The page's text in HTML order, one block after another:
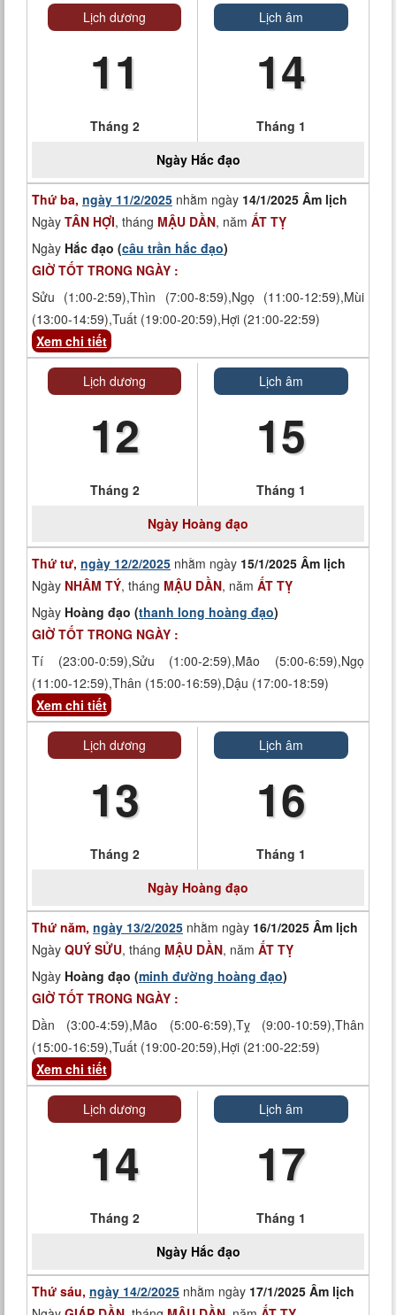
Lịch dương
11
Tháng 2
Lịch âm
14
Tháng 1
Ngày Hắc đạo
Thứ ba, ngày 11/2/2025 nhằm ngày 14/1/2025 Âm lịch
Ngày TÂN HỢI, tháng MẬU DẦN, năm ẤT TỴ
Ngày Hắc đạo (câu trần hắc đạo)
GIỜ TỐT TRONG NGÀY :
Sửu (1:00-2:59),Thìn (7:00-8:59),Ngọ (11:00-12:59),Mùi
(13:00-14:59),Tuất (19:00-20:59),Hợi (21:00-22:59)
Xem chi tiết
Lịch dương
12
Tháng 2
Lịch âm
15
Tháng 1
Ngày Hoàng đạo
Thứ tư, ngày 12/2/2025 nhằm ngày 15/1/2025 Âm lịch
Ngày NHÂM TÝ, tháng MẬU DẦN, năm ẤT TỴ
Ngày Hoàng đạo (thanh long hoàng đạo)
GIỜ TỐT TRONG NGÀY :
Tí (23:00-0:59),Sửu (1:00-2:59),Mão (5:00-6:59),Ngọ
(11:00-12:59),Thân (15:00-16:59),Dậu (17:00-18:59)
Xem chi tiết
Lịch dương
13
Tháng 2
Lịch âm
16
Tháng 1
Ngày Hoàng đạo
Thứ năm, ngày 13/2/2025 nhằm ngày 16/1/2025 Âm lịch
Ngày QUÝ SỬU, tháng MẬU DẦN, năm ẤT TỴ
Ngày Hoàng đạo (minh đường hoàng đạo)
GIỜ TỐT TRONG NGÀY :
Dần (3:00-4:59),Mão (5:00-6:59),Tỵ (9:00-10:59),Thân
(15:00-16:59),Tuất (19:00-20:59),Hợi (21:00-22:59)
Xem chi tiết
Lịch dương
14
Tháng 2
Lịch âm
17
Tháng 1
Ngày Hắc đạo
Thứ sáu, ngày 14/2/2025 nhằm ngày 17/1/2025 Âm lịch